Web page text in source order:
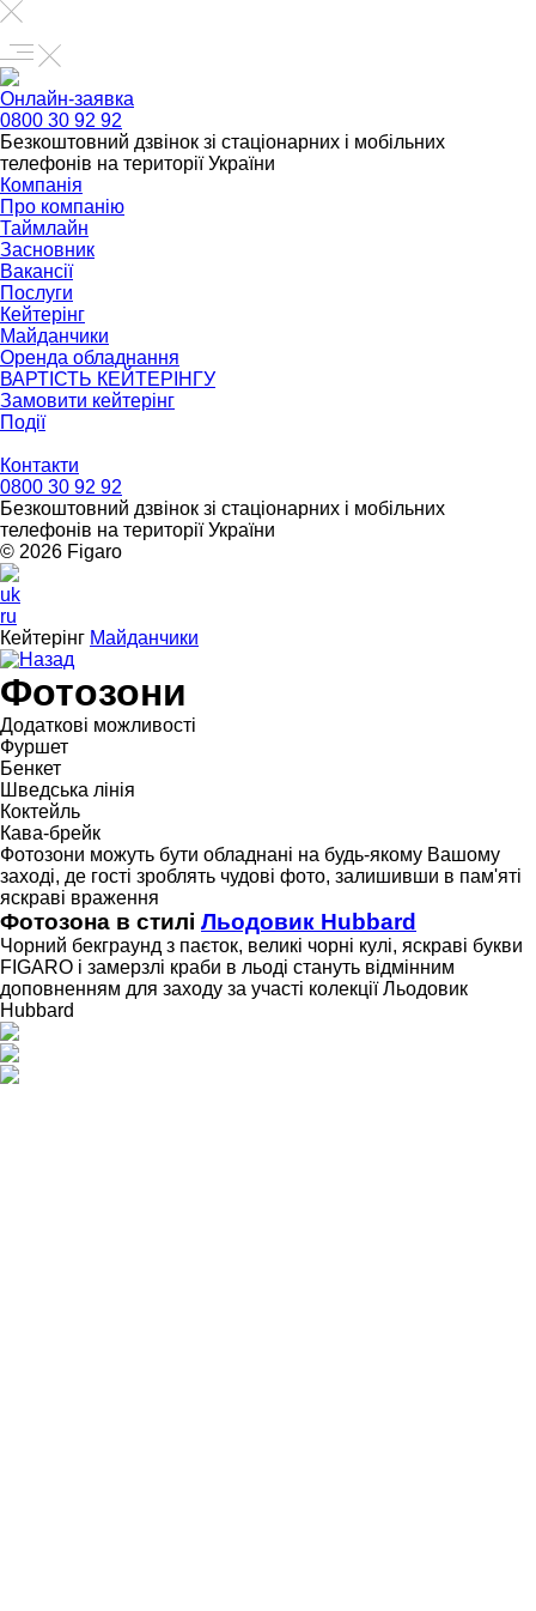
Онлайн-заявка
0800 30 92 92
Безкоштовний дзвінок зі стаціонарних і мобільних
телефонів на території України
Компанія
Про компанію
Таймлайн
Засновник
Вакансії
Послуги
Кейтерінг
Майданчики
Оренда обладнання
ВАРТІСТЬ КЕЙТЕРІНГУ
Замовити кейтерінг
Події
Контакти
0800 30 92 92
Безкоштовний дзвінок зі стаціонарних і мобільних
телефонів на території України
© 2026 Figarо
uk
ru
Кейтерінг Майданчики
Назад
Фотозони
Додаткові можливості
Фуршет
Бенкет
Шведська лінія
Коктейль
Кава-брейк
Фотозони можуть бути обладнані на будь-якому Вашому
заході, де гості зроблять чудові фото, залишивши в пам'яті
яскраві враження
Фотозона в стилі Льодовик Hubbard
Чорний бекграунд з паєток, великі чорні кулі, яскраві букви
FIGARO і замерзлі краби в льоді стануть відмінним
доповненням для заходу за участі колекції Льодовик
Hubbard